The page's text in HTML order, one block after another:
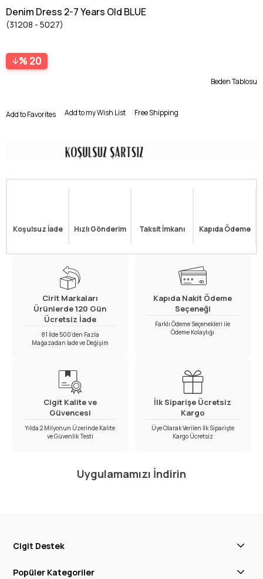
Denim Dress 2-7 Years Old BLUE
(31208 - 5027)
20
Beden Tablosu
Add to Favorites Add to my Wish List Free Shipping
Koşulsuz İade Hızlı Gönderim Taksit İmkanı Kapıda Ödeme
Cirit Markaları
Ürünlerde 120 Gün
Ücretsiz İade
81 İlde 500’den Fazla
Mağazadan İade ve Değişim
Kapıda Nakit Ödeme
Seçeneği
Farklı Ödeme Seçenekleri ile
Ödeme Kolaylığı
Cigit Kalite ve
Güvencesi
Yılda 2 Milyonun Üzerinde Kalite
ve Güvenlik Testi
İlk Siparişe Ücretsiz
Kargo
Üye Olarak Verilen İlk Siparişte
Kargo Ücretsiz
Uygulamamızı İndirin
Cigit Destek
Popüler Kategoriler